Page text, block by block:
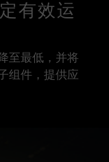
有效运
至最低，并将
组件，提供应